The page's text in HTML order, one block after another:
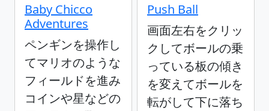
Baby Chicco
Adventures
ペンギンを操作し
てマリオのような
フィールドを進み
コインや星などの
Push Ball
画面左右をクリッ
クしてボールの乗
っている板の傾き
を変えてボールを
転がして下に落ち